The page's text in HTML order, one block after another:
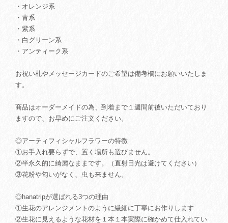
・オレンジ系
・青系
・紫系
・白グリーン系
・アンティーク系
お祝い札やメッセージカードのご希望は備考欄にお願いいたしま
す。
商品はオーダーメイドの為、到着まで１週間前後いただいており
ますので、お早めにご注文ください。
◎アーティフィシャルフラワーの特徴
①お手入れ要らずで、置く場所も選びません。
②半永久的に綺麗なままです。（直射日光は避けてください）
③花粉や匂いがなく、虫も来ません。
◎hanatripが選ばれる3つの理由
①生花のアレンジメントのように繊細に丁寧にお作りします
②生花に見えるような花材を１本１本実際に確かめて仕入れてい